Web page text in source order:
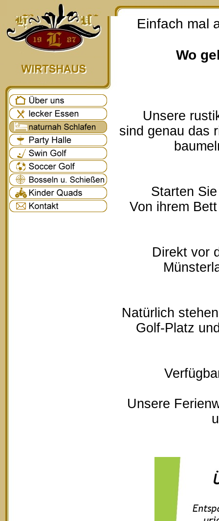
Einfach mal
Wo
Unsere
sind genau das
Starten
Von ihrem
Direkt vor
Natürlich
Golf-Platz
Unsere